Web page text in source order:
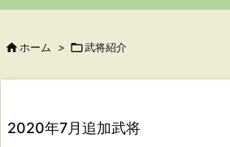
 ホーム > 武将紹介
2020年7月追加武将